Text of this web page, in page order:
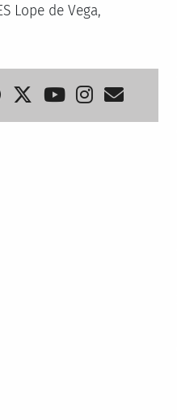
Lope de Vega,